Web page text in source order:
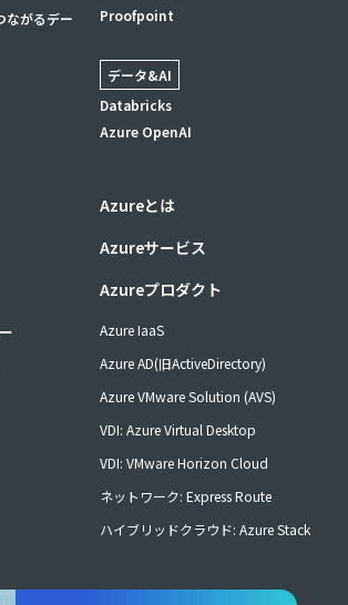
ながるデー
Proofpoint
データ&AI
Databricks
Azure OpenAI
Azureとは
Azureサービス
Azureプロダクト
Azure IaaS
Azure AD(旧ActiveDirectory)
Azure VMware Solution (AVS)
VDI: Azure Virtual Desktop
VDI: VMware Horizon Cloud
ネットワーク: Express Route
ハイブリッドクラウド: Azure Stack